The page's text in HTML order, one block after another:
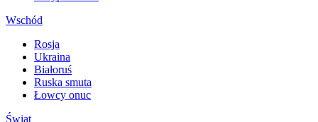
Wschód
Rosja
Ukraina
Białoruś
Ruska smuta
Łowcy onuc
Świat